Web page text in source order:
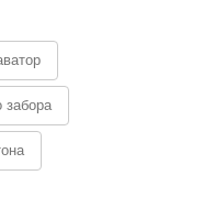
забора